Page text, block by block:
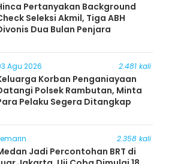
Pertanyakan Background
Seleksi Akmil, Tiga ABH
Dua Bulan Penjara
Agu 2026 2.481 kali
Korban Penganiayaan
Polsek Rambutan, Minta
Pelaku Segera Ditangkap
2.358 kali
Jadi Percontohan BRT di